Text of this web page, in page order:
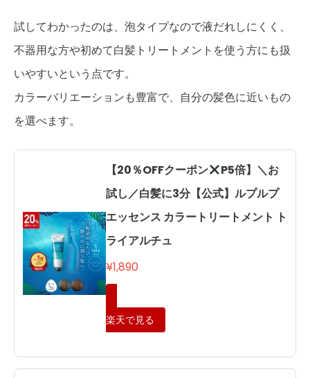
試してわかったのは、泡タイプなので液だれしにくく、
不器用な方や初めて白髪トリートメントを使う方にも扱
いやすいという点です。
カラーバリエーションも豊富で、自分の髪色に近いもの
を選べます。
【20％OFFクーポン
P5倍】＼お
試し／白髪に3分【公式】ルプルプ
エッセンス カラートリートメント ト
ライアルチュ
¥1,890
楽天で見る